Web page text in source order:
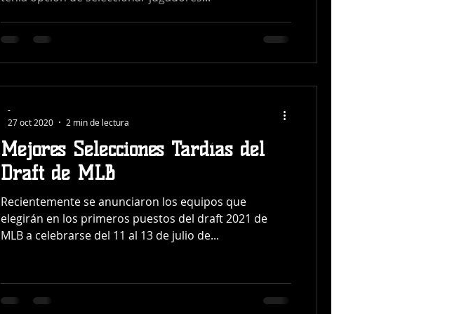
Mejores Selecciones Tardías del
Draft de MLB
Recientemente se anunciaron los equipos que
elegirán en los primeros puestos del draft 2021 de
MLB a celebrarse del 11 al 13 de julio de...
-
27 oct 2020
2 min de lectura